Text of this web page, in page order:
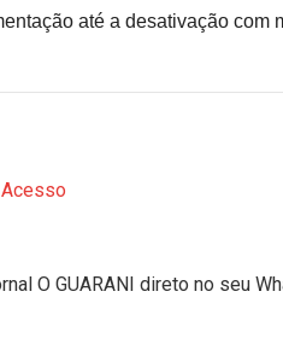
até a desativação com
O GUARANI direto no seu